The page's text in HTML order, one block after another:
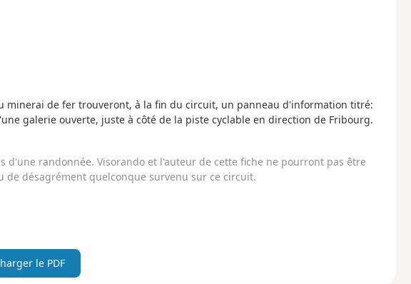
minerai de fer trouveront, à la fin du circuit, un panneau d'information titré:
galerie ouverte, juste à côté de la piste cyclable en direction de Fribourg.
d'une randonnée. Visorando et l'auteur de cette fiche ne pourront pas être
de désagrément quelconque survenu sur ce circuit.
le PDF